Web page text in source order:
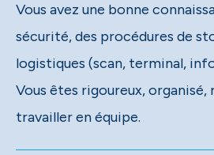
Vous avez une bonne
sécurité, des procédures de
logistiques (scan, terminal,
Vous êtes rigoureux,
travailler en équipe.